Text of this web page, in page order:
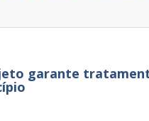
garante